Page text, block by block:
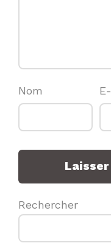
Nom
Rechercher